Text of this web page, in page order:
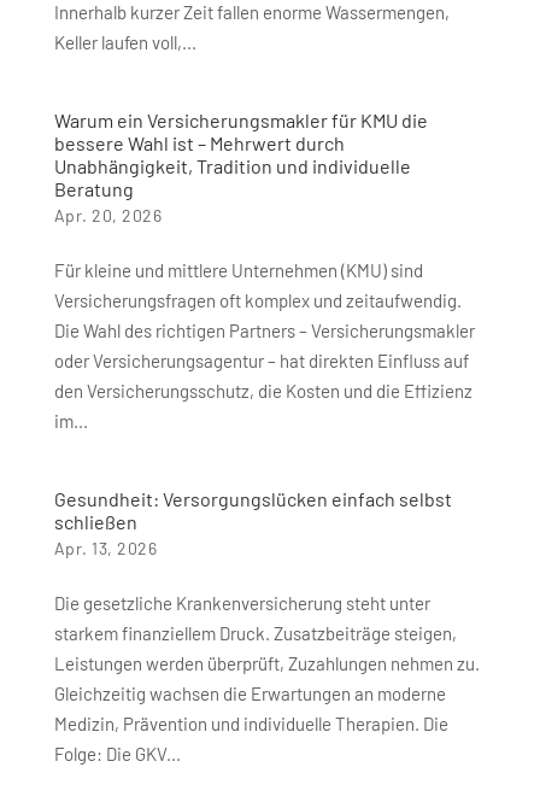
Innerhalb kurzer Zeit fallen enorme Wassermengen,
Keller laufen voll,...
Warum ein Versicherungsmakler für KMU die
bessere Wahl ist – Mehrwert durch
Unabhängigkeit, Tradition und individuelle
Beratung
Apr. 20, 2026
Für kleine und mittlere Unternehmen (KMU) sind
Versicherungsfragen oft komplex und zeitaufwendig.
Die Wahl des richtigen Partners – Versicherungsmakler
oder Versicherungsagentur – hat direkten Einfluss auf
den Versicherungsschutz, die Kosten und die Effizienz
im...
Gesundheit: Versorgungs­lücken einfach selbst
schließen
Apr. 13, 2026
Die gesetzliche Krankenversicherung steht unter
starkem finanziellem Druck. Zusatzbeiträge steigen,
Leistungen werden überprüft, Zuzahlungen nehmen zu.
Gleichzeitig wachsen die Erwartungen an moderne
Medizin, Prävention und individuelle Therapien. Die
Folge: Die GKV...